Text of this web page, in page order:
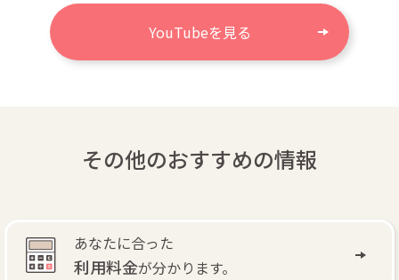
YouTubeを見る
その他のおすすめの情報
あなたに合った
利用料金が分かります。